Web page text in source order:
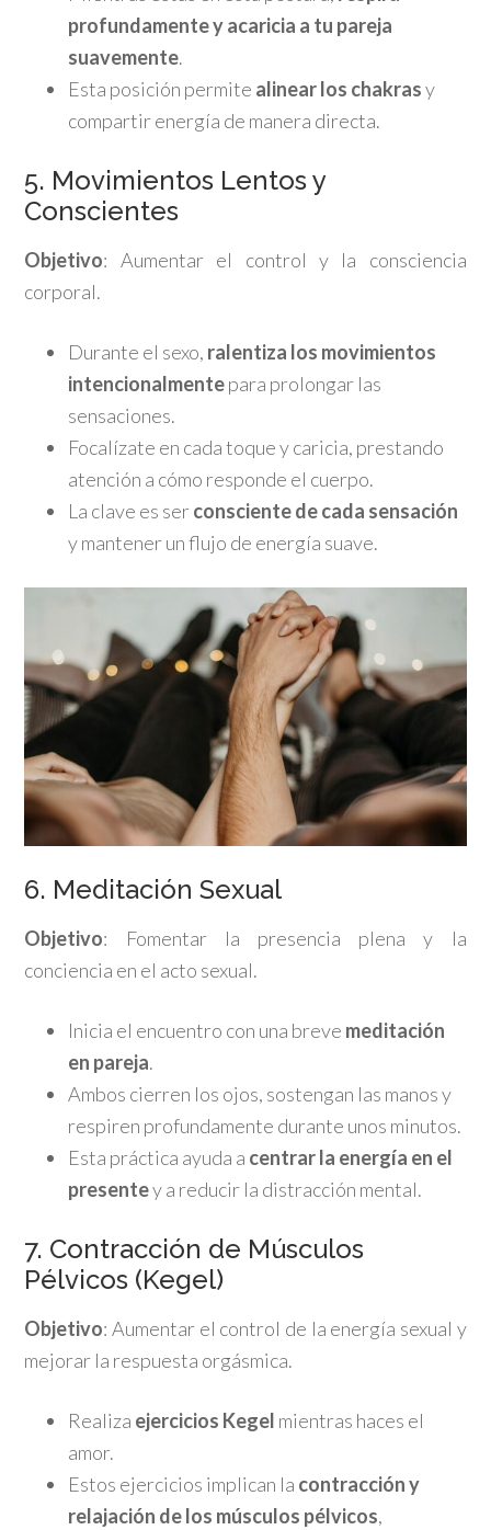
profundamente y acaricia a tu pareja
suavemente.
Esta posición permite alinear los chakrasy
compartir energía de manera directa.
5. Movimientos Lentos y
Conscientes
Objetivo: Aumentar el control y la consciencia
corporal.
Durante el sexo, ralentiza los movimientos
intencionalmentepara prolongar las
sensaciones.
Focalízate en cada toque y caricia, prestando
atención a cómo responde el cuerpo.
La clave es serconsciente de cada sensación
y mantener un flujo de energía suave.
6. Meditación Sexual
Objetivo: Fomentar la presencia plena y la
conciencia en el acto sexual.
Inicia el encuentro con una breve meditación
en pareja.
Ambos cierren los ojos, sostengan las manos y
respiren profundamente durante unos minutos.
Esta práctica ayuda a centrar la energía en el
presentey a reducir la distracción mental.
7. Contracción de Músculos
Pélvicos (Kegel)
Objetivo: Aumentar el control de la energía sexual y
mejorar la respuesta orgásmica.
Realiza ejercicios Kegel mientras haces el
amor.
Estos ejercicios implican la contracción y
relajación de los músculos pélvicos,